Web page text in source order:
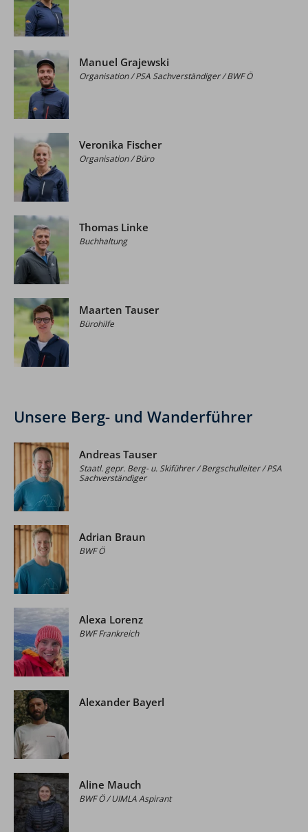
Manuel Grajewski
Organisation / PSA Sachverständiger / BWF Ö
Veronika Fischer
Organisation / Büro
Thomas Linke
Buchhaltung
Maarten Tauser
Bürohilfe
Unsere Berg- und Wanderführer
Andreas Tauser
Staatl. gepr. Berg- u. Skiführer / Bergschulleiter / PSA
Sachverständiger
Adrian Braun
BWF Ö
Alexa Lorenz
BWF Frankreich
Alexander Bayerl
Aline Mauch
BWF Ö / UIMLA Aspirant